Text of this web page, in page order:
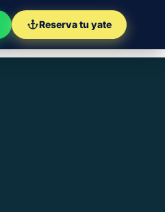
Reserva tu yate